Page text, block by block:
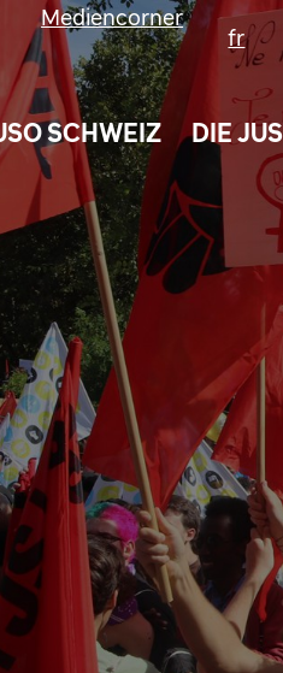
SCHWEIZ DIE
Mediencorner
fr